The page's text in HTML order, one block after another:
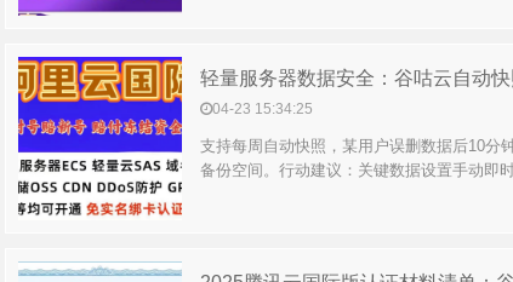
轻量服务器数据安全：谷咕云自动
04-23 15:34:25
支持每周自动快照，某用户误删数据后10分
备份空间。行动建议：关键数据设置手动即时